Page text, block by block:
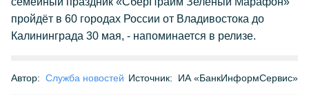
пройдёт в 60 городах России от Владивостока до
Калининграда 30 мая, - напоминается в релизе.
Автор: Служба новостей Источник: ИА «БанкИнформСервис»